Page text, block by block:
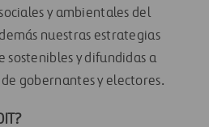
y ambientales del
nuestras estrategias
sostenibles y difundidas a
gobernantes y electores.